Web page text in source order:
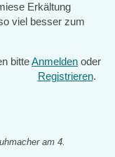
Erkältung
viel besser zum
bitteAnmelden oder
Registrieren.
am 4.